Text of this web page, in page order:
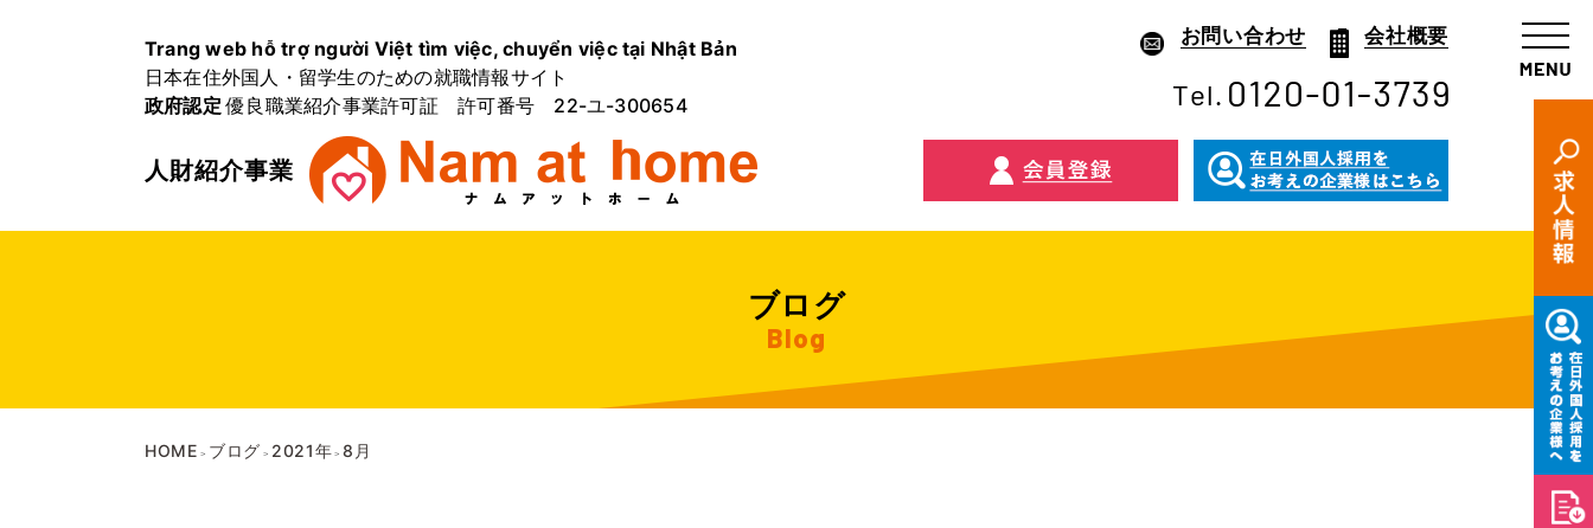
お問い合わせ 会社概要
Trang web hỗ trợ người Việt tìm việc, chuyển việc tại Nhật Bản
日本在住外国人・留学生のための就職情報サイト
政府認定 優良職業紹介事業許可証 許可番号 22-ユ-300654
人財紹介事業
ブログ
Blog
HOME > ブログ > 2021年 >8月